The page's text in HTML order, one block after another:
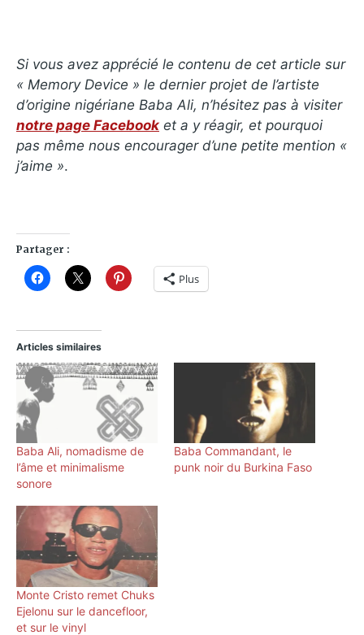
Si vous avez apprécié le contenu de cet article sur
« Memory Device » le dernier projet de l’artiste
d’origine nigériane Baba Ali, n’hésitez pas à visiter
notre page Facebook et a y réagir, et pourquoi
pas même nous encourager d’une petite mention «
j’aime ».
Partager :
Plus
Articles similaires
Baba Ali, nomadisme de
l’âme et minimalisme
sonore
Baba Commandant, le
punk noir du Burkina Faso
Monte Cristo remet Chuks
Ejelonu sur le dancefloor,
et sur le vinyl